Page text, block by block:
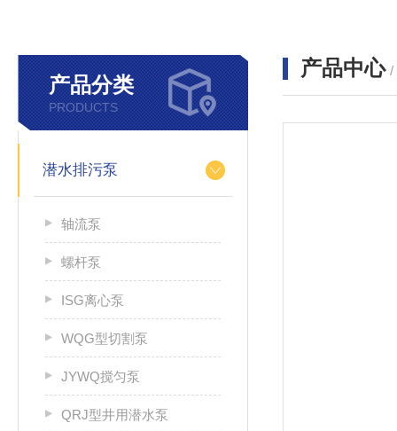
产品分类
PRODUCTS
潜水排污泵
轴流泵
螺杆泵
ISG离心泵
WQG型切割泵
JYWQ搅匀泵
QRJ型井用潜水泵
产品中心 /